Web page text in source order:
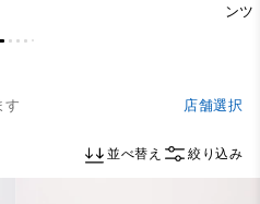
ンツ
す 店舗選択
並べ替え 絞り込み